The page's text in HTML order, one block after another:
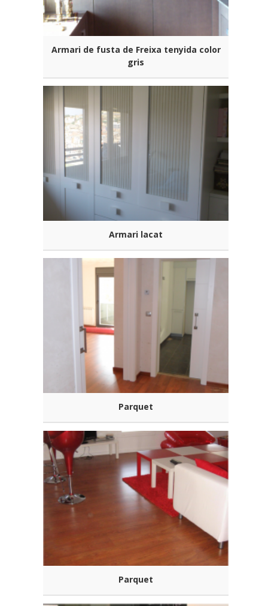
Armari de fusta de Freixa tenyida color
gris
Armari lacat
Parquet
Parquet